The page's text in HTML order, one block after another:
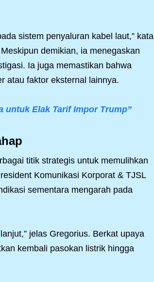
sistem penyaluran kabel laut,” kata
demikian, ia menegaskan
Ia juga memastikan bahwa
atau faktor eksternal lainnya.
untuk Elak Tarif Impor Trump”
titik strategis untuk memulihkan
Komunikasi Korporat & TJSL
sementara mengarah pada
jelas Gregorius. Berkat upaya
kembali pasokan listrik hingga